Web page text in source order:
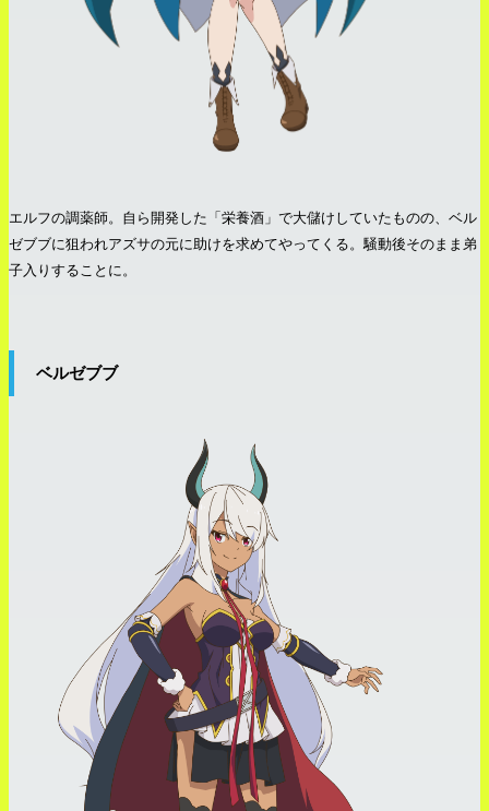
エルフの調薬師。自ら開発した「栄養酒」で大儲けしていたものの、ベル
ゼブブに狙われアズサの元に助けを求めてやってくる。騒動後そのまま弟
子入りすることに。
ベルゼブブ